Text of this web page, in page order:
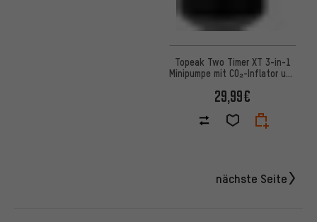
Topeak Two Timer XT 3-in-1
Minipumpe mit CO₂-Inflator und
29,99€
nächste Seite